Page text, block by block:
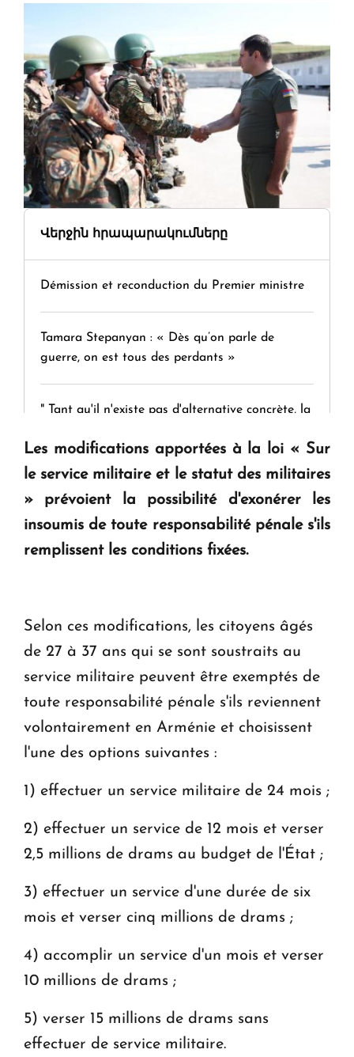
Վերջին հրապարակումները
Démission et reconduction du Premier ministre
Tamara Stepanyan : « Dès qu’on parle de
guerre, on est tous des perdants »
" Tant qu'il n'existe pas d'alternative concrète, la
KASA : 30 ans d'audace, de résilience et d'avenir
en Arménie
Le premier hôtel Hyatt Regency d'Arménie
Les modifications apportées à la loi « Sur
le service militaire et le statut des militaires
» prévoient la possibilité d'exonérer les
insoumis de toute responsabilité pénale s'ils
remplissent les conditions fixées.
Selon ces modifications, les citoyens âgés
de 27 à 37 ans qui se sont soustraits au
service militaire peuvent être exemptés de
toute responsabilité pénale s'ils reviennent
volontairement en Arménie et choisissent
l'une des options suivantes :
1) effectuer un service militaire de 24 mois ;
2) effectuer un service de 12 mois et verser
2,5 millions de drams au budget de l'État ;
3) effectuer un service d'une durée de six
mois et verser cinq millions de drams ;
4) accomplir un service d'un mois et verser
10 millions de drams ;
5) verser 15 millions de drams sans
effectuer de service militaire.